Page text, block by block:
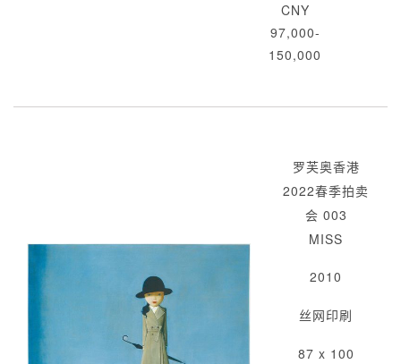
CNY
97,000-
150,000
罗芙奥香港
2022春季拍卖
会 003
MISS
2010
丝网印刷
87 x 100